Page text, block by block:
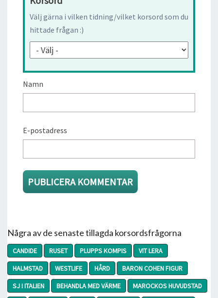
Välj gärna i vilken tidning/vilket korsord som du
hittade frågan :)
Namn
E-postadress
Några av de senaste tillagda korsordsfrågorna
CANDIDE RUSET PLUPPS KOMPIS
VIT LERA
HALMSTAD
WESTLIFE HÅRD
BARON COHEN FIGUR
SJ I ITALIEN
BEHANDLA MED VÄRME
MAROCKOS HUVUDSTAD